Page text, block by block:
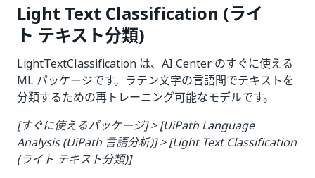
Light Text Classification (ライ
ト テキスト分類)
LightTextClassification は、AI Center のすぐに使える
ML パッケージです。ラテン文字の言語間でテキストを
分類するための再トレーニング可能なモデルです。
[すぐに使えるパッケージ] > [UiPath Language
Analysis (UiPath 言語分析)] > [Light Text Classification
(ライト テキスト分類)]